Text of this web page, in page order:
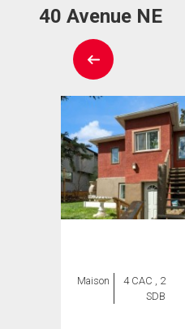
40 Avenue NE
Maison
4 CAC , 2
SDB